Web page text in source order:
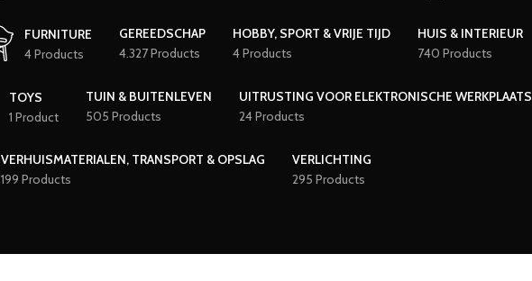
FURNITURE
4 Products
GEREEDSCHAP
4.327 Products
HOBBY, SPORT & VRIJE TIJD
4 Products
HUIS & INTERIEUR
740 Products
TOYS
1 Product
TUIN & BUITENLEVEN
505 Products
UITRUSTING VOOR ELEKTRONISCHE WERKPLAATS
24 Products
VERHUISMATERIALEN, TRANSPORT & OPSLAG
199 Products
VERLICHTING
295 Products